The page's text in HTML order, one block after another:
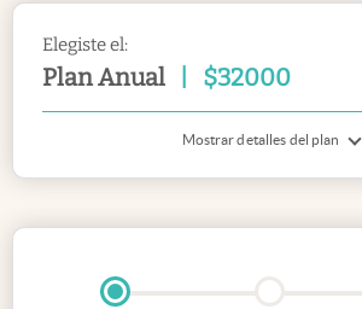
Elegiste el:
Plan Anual $32000
Mostrar detalles del plan